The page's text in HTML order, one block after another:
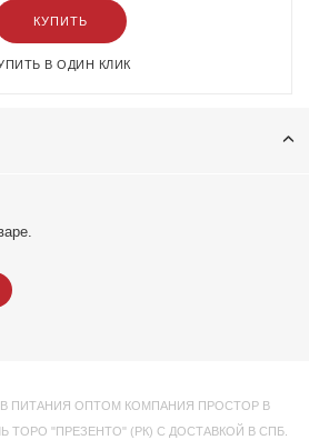
КУПИТЬ
В ОДИН КЛИК
ПИТАНИЯ ОПТОМ КОМПАНИЯ ПРОСТОР В
ТОРО "ПРЕЗЕНТО" (РК) С ДОСТАВКОЙ В СПБ.